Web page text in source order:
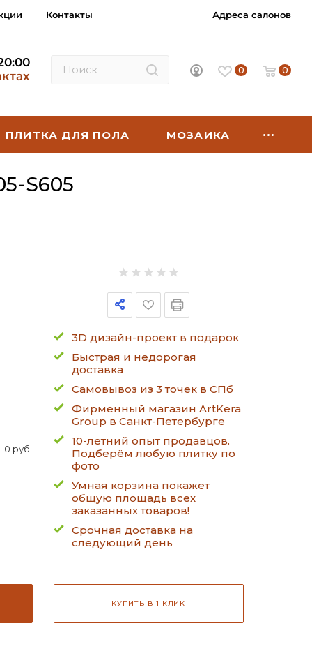
Контакты Адреса салонов
0 0
ПЛИТКА ДЛЯ ПОЛА МОЗАИКА
S605
0 руб.
3D дизайн-проект в подарок
Быстрая и недорогая
доставка
Самовывоз из 3 точек в СПб
Фирменный магазин ArtKera
Group в Санкт-Петербурге
10-летний опыт продавцов.
Подберём любую плитку по
фото
Умная корзина покажет
общую площадь всех
заказанных товаров!
Срочная доставка на
следующий день
КУПИТЬ В 1 КЛИК